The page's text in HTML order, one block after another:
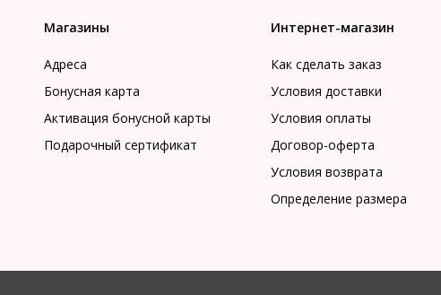
Магазины
Адреса
Бонусная карта
Активация бонусной карты
Подарочный сертификат
Интернет-магазин
Как сделать заказ
Условия доставки
Условия оплаты
Договор-оферта
Условия возврата
Определение размера